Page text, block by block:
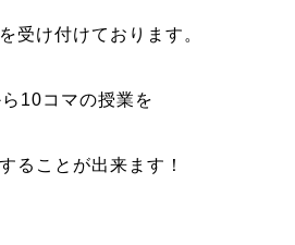
受け付けております。
10コマの授業を
ることが出来ます！